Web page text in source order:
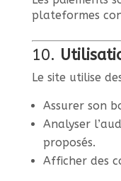
plateformes
10.
Le site utilise
Assurer son
Analyser
proposés.
Afficher des